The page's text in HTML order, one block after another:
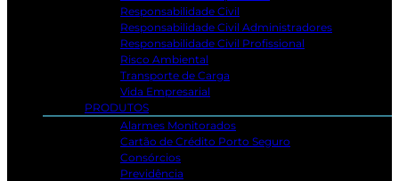
Responsabilidade Civil
Responsabilidade Civil Administradores
Responsabilidade Civil Profissional
Risco Ambiental
Transporte de Carga
Vida Empresarial
PRODUTOS
Alarmes Monitorados
Cartão de Crédito Porto Seguro
Consórcios
Previdência